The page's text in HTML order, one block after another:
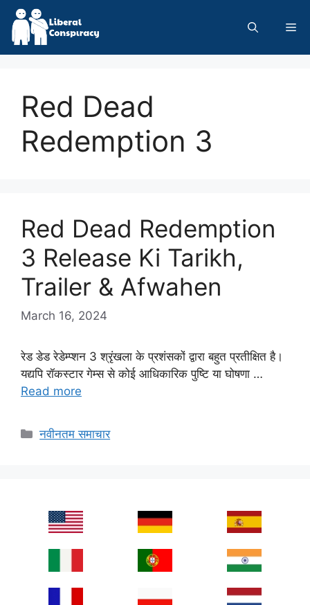
Skip
content
Red Dead
Redemption 3
Red Dead Redemption
3 Release Ki Tarikh,
Trailer & Afwahen
March 16, 2024
रेड डेड रेडेम्प्शन 3 श्रृंखला के प्रशंसकों द्वारा बहुत प्रतीक्षित है।
यद्यपि रॉकस्टार गेम्स से कोई आधिकारिक पुष्टि या घोषणा …
Read more
Categories
नवीनतम समाचार